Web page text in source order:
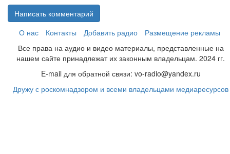
Написать комментарий
О нас
Контакты Добавить радио
Размещение рекламы
Все права на аудио и видео материалы, представленные на
нашем сайте принадлежат их законным владельцам. 2024 гг.
E-mail для обратной связи: vo-radio@yandex.ru
Дружу с роскомнадзором и всеми владельцами медиаресурсов